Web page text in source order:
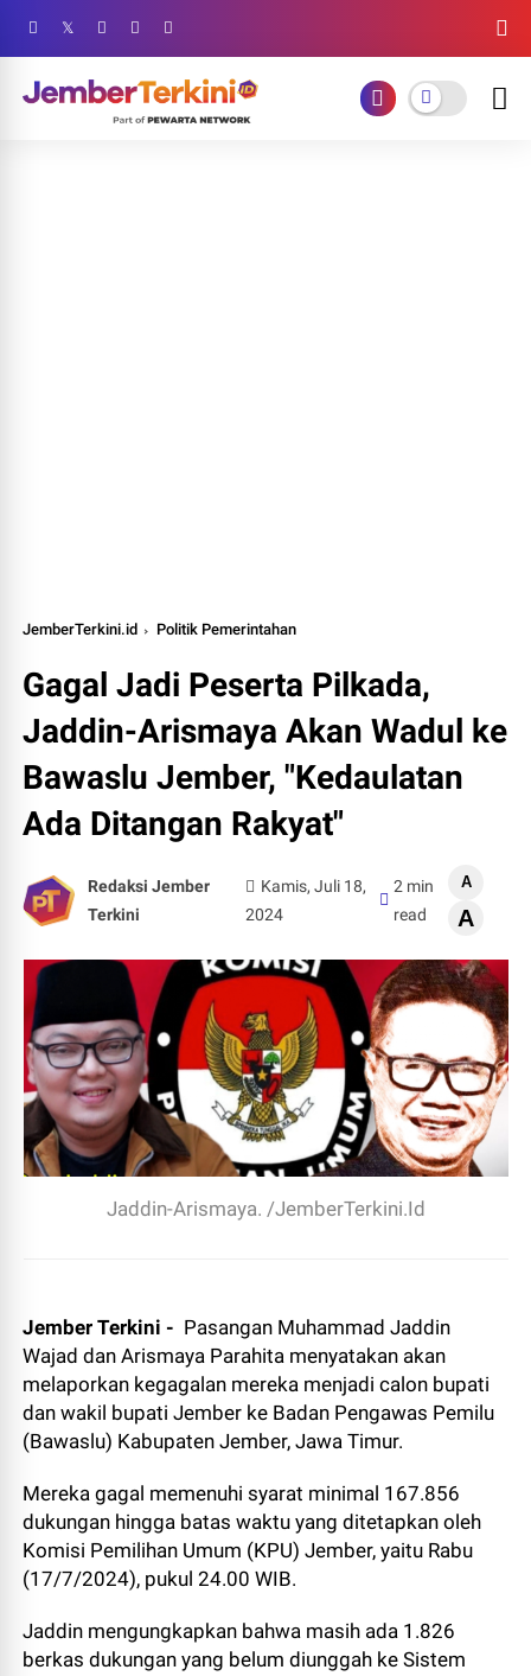
JemberTerkini.id Politik Pemerintahan
Gagal Jadi Peserta Pilkada,
Jaddin-Arismaya Akan Wadul ke
Bawaslu Jember, "Kedaulatan
Ada Ditangan Rakyat"
Redaksi Jember
Terkini
Kamis, Juli 18,
2024
2 min
read
A
A
Jaddin-Arismaya. /JemberTerkini.Id
Jember Terkini - Pasangan Muhammad Jaddin
Wajad dan Arismaya Parahita menyatakan akan
melaporkan kegagalan mereka menjadi calon bupati
dan wakil bupati Jember ke Badan Pengawas Pemilu
(Bawaslu) Kabupaten Jember, Jawa Timur.
Mereka gagal memenuhi syarat minimal 167.856
dukungan hingga batas waktu yang ditetapkan oleh
Komisi Pemilihan Umum (KPU) Jember, yaitu Rabu
(17/7/2024), pukul 24.00 WIB.
Jaddin mengungkapkan bahwa masih ada 1.826
berkas dukungan yang belum diunggah ke Sistem